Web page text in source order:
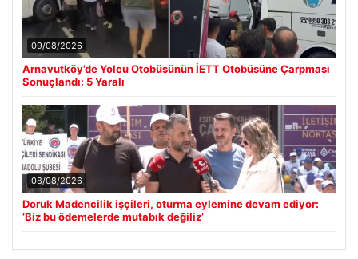
09/08/2026
Arnavutköy’de Yolcu Otobüsünün İETT Otobüsüne Çarpması
Sonuçlandı: 5 Yaralı
08/08/2026
Doruk Madencilik işçileri, oturma eylemine devam ediyor:
‘Biz bu ödemelerde mutabık değiliz’